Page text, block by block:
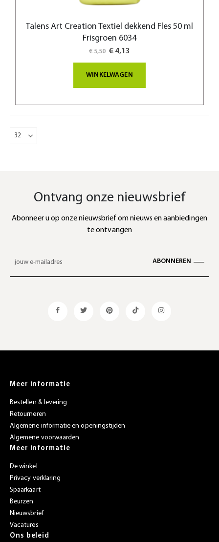
Talens Art Creation Textiel dekkend Fles 50 ml
Frisgroen 6034
€ 5,50
Special
Price
€ 4,13
WINKELWAGEN
Ontvang onze nieuwsbrief
Abonneer u op onze nieuwsbrief om nieuws en aanbiedingen
te ontvangen
ABONNEREN
Meer informatie
Bestellen & levering
Retourneren
Algemene informatie en openingstijden
Algemene voorwaarden
Meer informatie
De winkel
Privacy verklaring
Spaarkaart
Beurzen
Nieuwsbrief
Vacatures
Ons beleid